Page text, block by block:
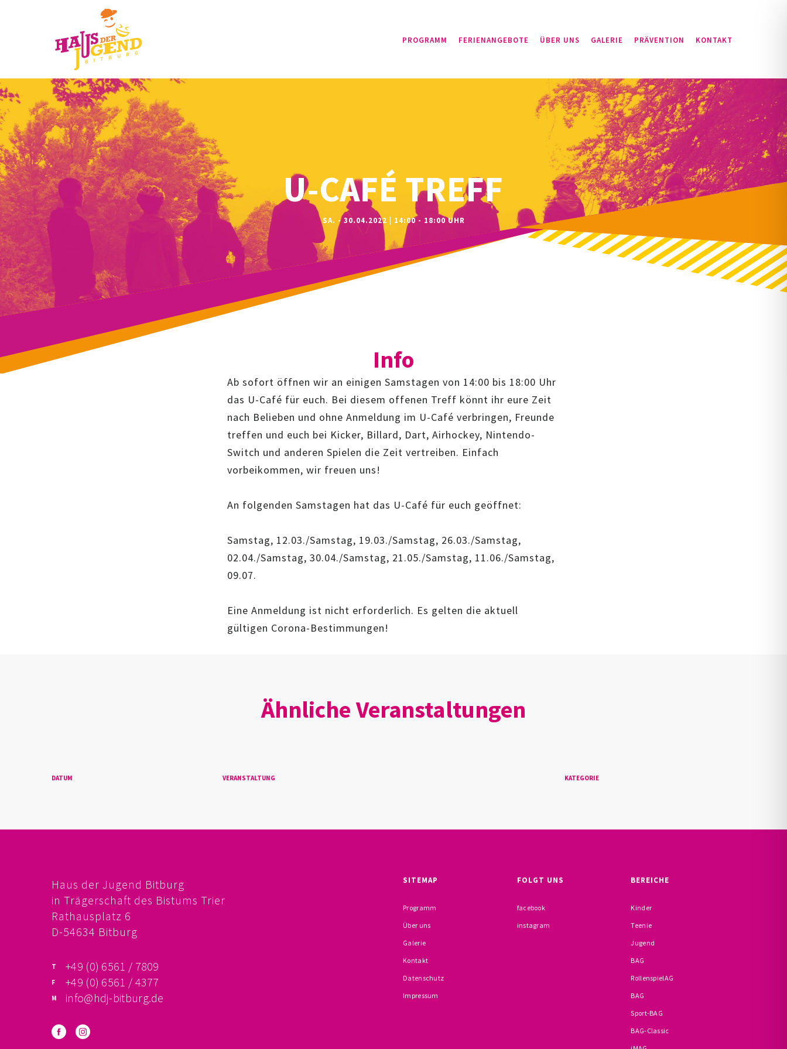
PROGRAMM FERIENANGEBOTE ÜBER UNS GALERIE PRÄVENTION KONTAKT
U-CAFÉ TREFF
SA. - 30.04.2022 | 14:00 - 18:00 UHR
Info
Ab sofort öffnen wir an einigen Samstagen von 14:00 bis 18:00 Uhr
das U-Café für euch. Bei diesem offenen Treff könnt ihr eure Zeit
nach Belieben und ohne Anmeldung im U-Café verbringen, Freunde
treffen und euch bei Kicker, Billard, Dart, Airhockey, Nintendo-
Switch und anderen Spielen die Zeit vertreiben. Einfach
vorbeikommen, wir freuen uns!
An folgenden Samstagen hat das U-Café für euch geöffnet:
Samstag, 12.03./Samstag, 19.03./Samstag, 26.03./Samstag,
02.04./Samstag, 30.04./Samstag, 21.05./Samstag, 11.06./Samstag,
09.07.
Eine Anmeldung ist nicht erforderlich. Es gelten die aktuell
gültigen Corona-Bestimmungen!
Ähnliche Veranstaltungen
DATUM VERANSTALTUNG KATEGORIE
Haus der Jugend Bitburg
in Trägerschaft des Bistums Trier
Rathausplatz 6
D-54634 Bitburg
+49 (0) 6561 / 7809
+49 (0) 6561 / 4377
info@hdj-bitburg.de
SITEMAP
Programm
Über uns
Galerie
Kontakt
Datenschutz
Impressum
FOLGT UNS
facebook
instagram
BEREICHE
Kinder
Teenie
Jugend
BAG
RollenspielAG
BAG
Sport-BAG
BAG-Classic